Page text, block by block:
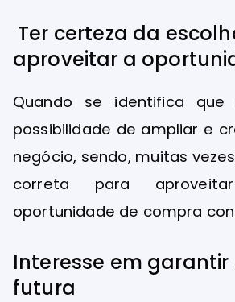
Ter certeza da
aproveitar a
Quando se identifica
possibilidade de ampliar e
negócio, sendo, muitas
correta para
oportunidade de compra
Interesse em garantir
futura